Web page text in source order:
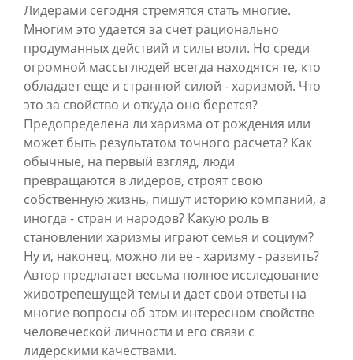
Лидерами сегодня стремятся стать многие.
Многим это удается за счет рационально
продуманных действий и силы воли. Но среди
огромной массы людей всегда находятся те, кто
обладает еще и странной силой - харизмой. Что
это за свойство и откуда оно берется?
Предопределена ли харизма от рождения или
может быть результатом точного расчета? Как
обычные, на первый взгляд, люди
превращаются в лидеров, строят свою
собственную жизнь, пишут историю компаний, а
иногда - стран и народов? Какую роль в
становлении харизмы играют семья и социум?
Ну и, наконец, можно ли ее - харизму - развить?
Автор предлагает весьма полное исследование
животрепещущей темы и дает свои ответы на
многие вопросы об этом интересном свойстве
человеческой личности и его связи с
лидерскими качествами.